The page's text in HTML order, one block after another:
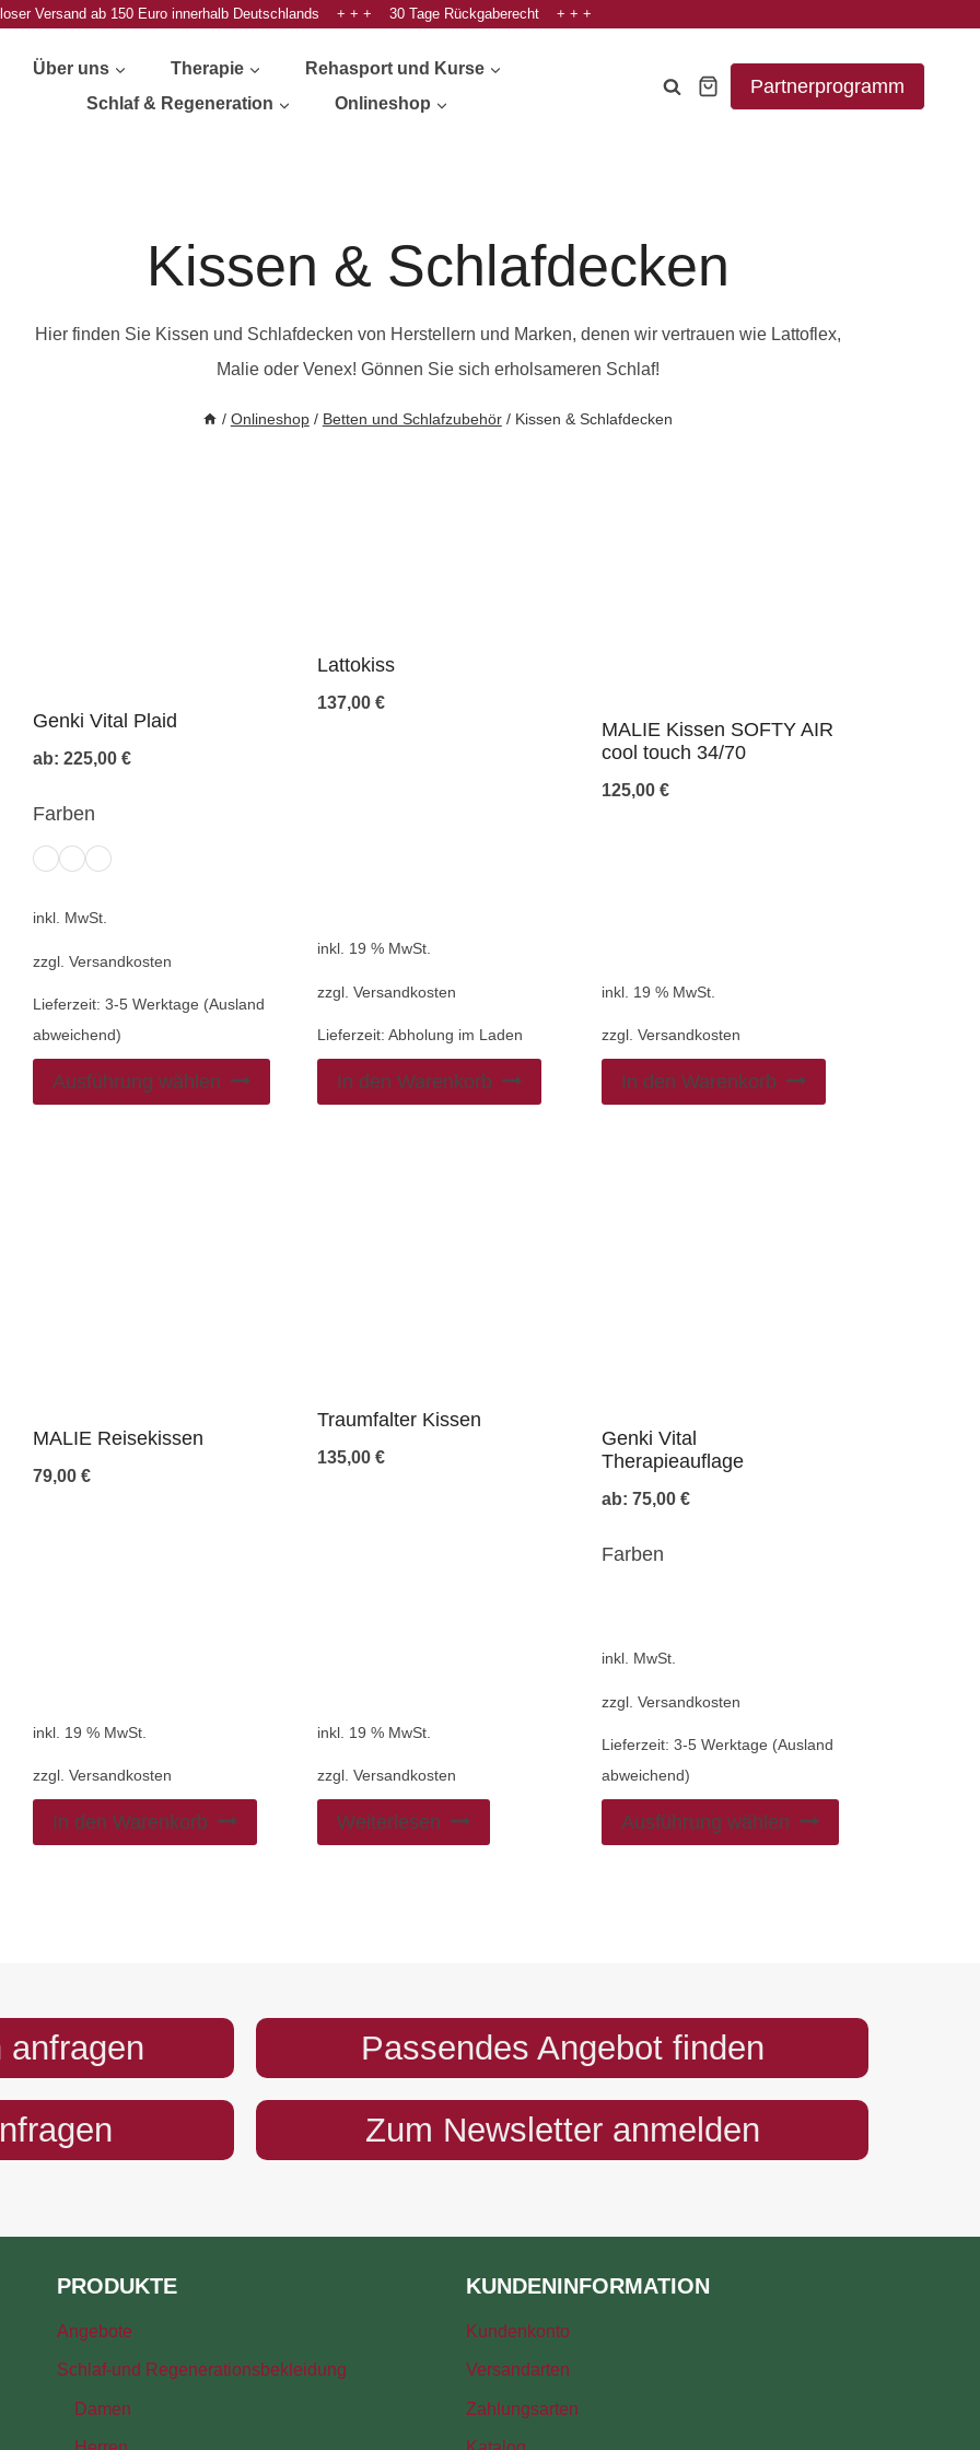
Versand ab 150 Euro innerhalb Deutschlands + + + 30 Tage Rückgaberecht + + +
Über uns Therapie
Rehasport und Kurse
Schlaf & Regeneration
Onlineshop
Partnerprogramm
Kissen & Schlafdecken
Hier finden Sie Kissen und Schlafdecken von Herstellern und Marken, denen wir vertrauen wie Lattoflex,
Malie oder Venex! Gönnen Sie sich erholsameren Schlaf!
/ Onlineshop / Betten und Schlafzubehör / Kissen & Schlafdecken
Genki Vital Plaid
ab: 225,00 €
Farben
inkl. MwSt.
zzgl. Versandkosten
Lieferzeit: 3-5 Werktage (Ausland
abweichend)
Ausführung wählen
Lattokiss
137,00 €
inkl. 19 % MwSt.
zzgl. Versandkosten
Lieferzeit: Abholung im Laden
In den Warenkorb
MALIE Kissen SOFTY AIR
cool touch 34/70
125,00 €
inkl. 19 % MwSt.
zzgl. Versandkosten
In den Warenkorb
MALIE Reisekissen
79,00 €
inkl. 19 % MwSt.
zzgl. Versandkosten
In den Warenkorb
Traumfalter Kissen
135,00 €
inkl. 19 % MwSt.
zzgl. Versandkosten
Weiterlesen
Genki Vital
Therapieauflage
ab: 75,00 €
Farben
inkl. MwSt.
zzgl. Versandkosten
Lieferzeit: 3-5 Werktage (Ausland
abweichend)
Ausführung wählen
anfragen Passendes Angebot finden
Zum Newsletter anmelden
PRODUKTE
Angebote
Schlaf-und Regenerationsbekleidung
Damen
KUNDENINFORMATION
Kundenkonto
Versandarten
Zahlungsarten